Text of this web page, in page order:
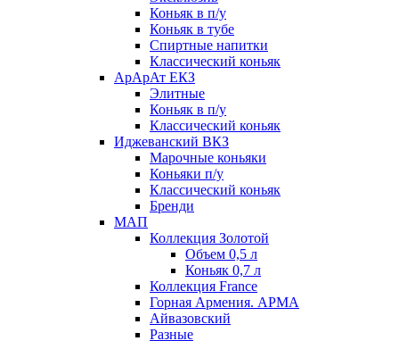
Коньяк в п/у
Коньяк в тубе
Спиртные напитки
Классический коньяк
АрАрАт ЕКЗ
Элитные
Коньяк в п/у
Классический коньяк
Иджеванский ВКЗ
Марочные коньяки
Коньяки п/у
Классический коньяк
Бренди
МАП
Коллекция Золотой
Объем 0,5 л
Коньяк 0,7 л
Коллекция France
Горная Армения. АРМА
Айвазовский
Разные